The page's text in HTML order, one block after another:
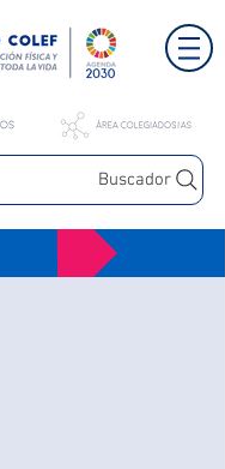
Buscador